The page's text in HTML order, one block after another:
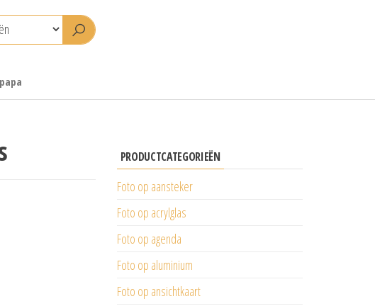
PRODUCTCATEGORIEËN
Foto op aansteker
Foto op acrylglas
Foto op agenda
Foto op aluminium
Foto op ansichtkaart